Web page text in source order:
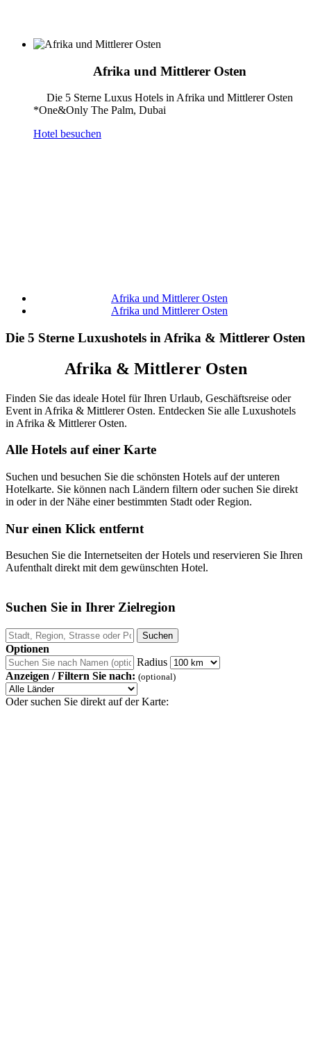
Afrika und Mittlerer Osten
Die 5 Sterne Luxus Hotels in Afrika und Mittlerer Osten
*One&Only The Palm, Dubai
Hotel besuchen
Afrika und Mittlerer Osten
Afrika und Mittlerer Osten
Die 5 Sterne Luxushotels in Afrika & Mittlerer Osten
Afrika & Mittlerer Osten
Finden Sie das ideale Hotel für Ihren Urlaub, Geschäftsreise oder
Event in Afrika & Mittlerer Osten. Entdecken Sie alle Luxushotels
in Afrika & Mittlerer Osten.
Alle Hotels auf einer Karte
Suchen und besuchen Sie die schönsten Hotels auf der unteren
Hotelkarte. Sie können nach Ländern filtern oder suchen Sie direkt
in oder in der Nähe einer bestimmten Stadt oder Region.
Nur einen Klick entfernt
Besuchen Sie die Internetseiten der Hotels und reservieren Sie Ihren
Aufenthalt direkt mit dem gewünschten Hotel.
Suchen Sie in Ihrer Zielregion
Optionen
Radius
Anzeigen / Filtern Sie nach: (optional)
Oder suchen Sie direkt auf der Karte: